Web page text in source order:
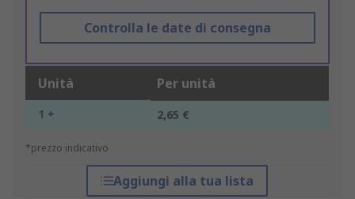
Controlla le date di consegna
Unità Per unità
1 + 2,65 €
*prezzo indicativo
Aggiungi alla tua lista